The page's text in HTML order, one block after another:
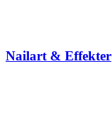
Nailart & Effekter